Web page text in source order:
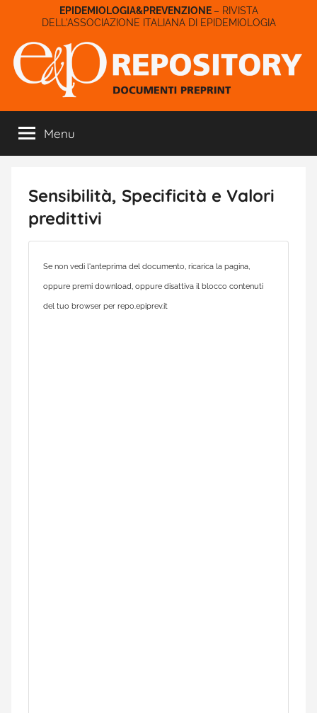
contenuto
– RIVISTA
DELL'ASSOCIAZIONE ITALIANA DI EPIDEMIOLOGIA
E&P
Repository
Menu
Sensibilità, Specificità e Valori
predittivi
Se non vedi l'anteprima del documento, ricarica la pagina,
oppure premi download, oppure disattiva il blocco contenuti
del tuo browser per repo.epiprev.it